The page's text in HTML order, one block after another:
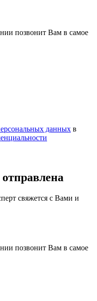
позвонит Вам в самое
данных в
свяжется с Вами и
позвонит Вам в самое